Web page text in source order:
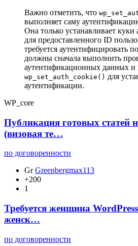
Важно отметить, что
выполняет саму
Она только устанавливает куки
для предоставленного ID
требуется аутентифицировать
должны сначала выполнить
аутентификационных данных и
wp_set_auth_cookie() для
аутентификации.
WP_core
Публикация готовых статей
(визовая те…
по договоренности
Gr Greenbergmax113
+200
1
Требуется женщина
женск…
по договоренности